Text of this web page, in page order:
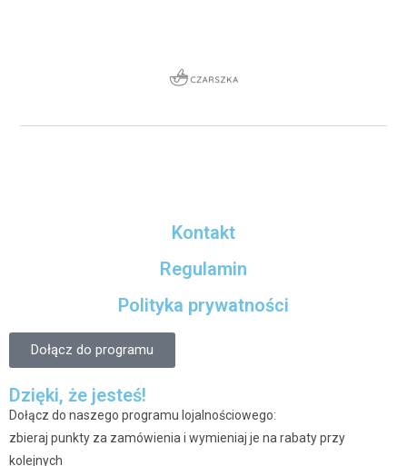
Kontakt
Regulamin
Polityka prywatności
Dołącz do programu
Dzięki, że jesteś!
Dołącz do naszego programu lojalnościowego:
zbieraj punkty za zamówienia i wymieniaj je na rabaty przy
kolejnych